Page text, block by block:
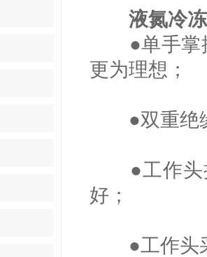
液氮冷
●单手掌握
更为理想；
●双重绝缘
●工作头接
好；
●工作头采